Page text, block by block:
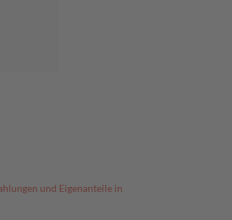
und Eigenanteile in